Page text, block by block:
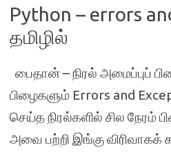
Python – errors
தமிழில்
பைதான் – நிரல் அமைப்புப்
பிழைகளும் Errors and
செய்த நிரல்களில் சில நேரம்
அவை பற்றி இங்கு விரிவாகக்